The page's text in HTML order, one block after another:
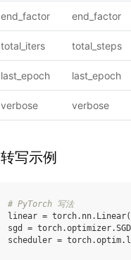
end_factor end_factor
total_iters total_steps
last_epoch last_epoch
verbose verbose
转写示例
# PyTorch 写法
linear = torch. nn. Linear(
sgd
= torch.optimizer.SGD
scheduler = torch.optim.